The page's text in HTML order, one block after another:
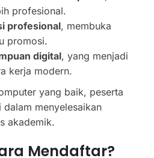
profesional.
profesional, membuka
promosi.
digital, yang menjadi
kerja modern.
yang baik, peserta
menyelesaikan
akademik.
Mendaftar?